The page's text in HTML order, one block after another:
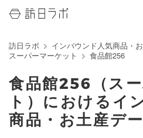
訪日ラボ インバウンド人気商品・
スーパーマーケット
食品館256
食品館256（ス
ト）におけるイ
商品・お土産デ